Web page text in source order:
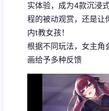
实体验，成为4款沉浸
程的被动观赏，还是让
内t教女孩！
根据不同玩法，女主角
画给予多种反馈